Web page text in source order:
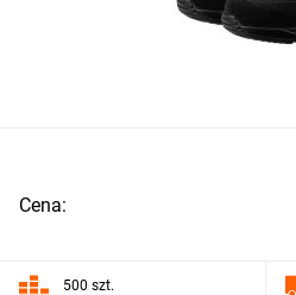
Cena:
500 szt.